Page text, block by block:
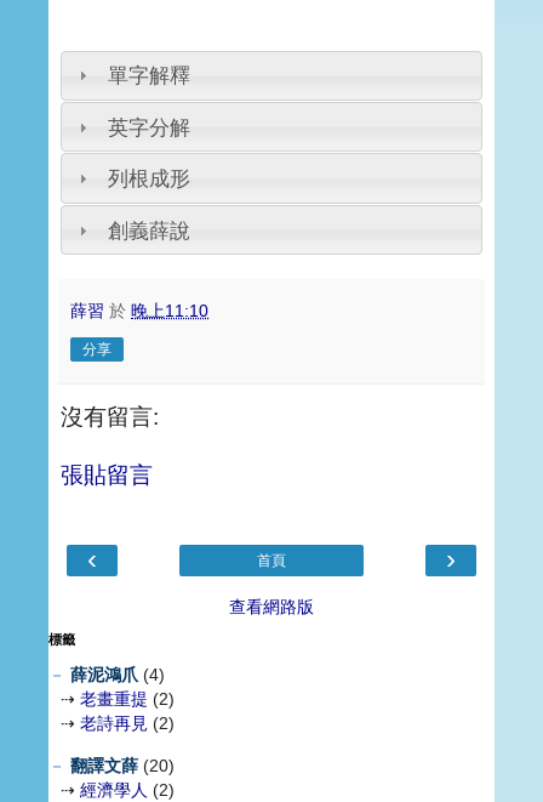
單字解釋
英字分解
列根成形
創義薛說
薛習 於 晚上11:10
分享
沒有留言:
張貼留言
‹ ›
首頁
查看網路版
標籤
－ 薛泥鴻爪 (4)
⇢ 老畫重提 (2)
⇢ 老詩再見 (2)
－ 翻譯文薛 (20)
⇢ 經濟學人 (2)